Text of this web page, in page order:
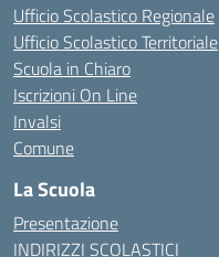
Ufficio Scolastico Regionale
Ufficio Scolastico Territoriale
Scuola in Chiaro
Iscrizioni On Line
Invalsi
Comune
La Scuola
Presentazione
INDIRIZZI SCOLASTICI